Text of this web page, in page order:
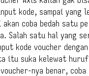
kode, sampai yang
coba bedah satu
Salah satu hal yang
kode voucher
itu suka kelewat
nya benar,